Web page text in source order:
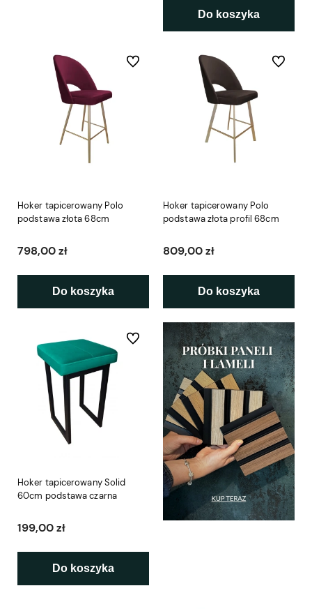
Do koszyka
Hoker tapicerowany Polo
podstawa złota 68cm
798,00 zł
Do koszyka
Do ulubionych
Hoker tapicerowany Polo
podstawa złota profil 68cm
809,00 zł
Do koszyka
Do
Hoker tapicerowany Solid
60cm podstawa czarna
199,00 zł
Do koszyka
Do ulubionych